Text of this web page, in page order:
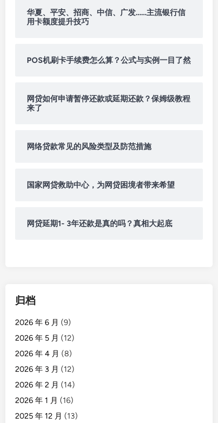
华夏、平安、招商、中信、广发……主流银行信
用卡额度提升技巧
POS机刷卡手续费怎么算？公式与实例一目了然
网贷如何申请暂停还款或延期还款？保姆级教程
来了
网络贷款常见的风险类型及防范措施
国家网贷救助中心，为网贷困境者带来希望
网贷延期1- 3年还款是真的吗？真相大起底
归档
2026 年 6 月 (9)
2026 年 5 月 (12)
2026 年 4 月 (8)
2026 年 3 月 (12)
2026 年 2 月 (14)
2026 年 1 月 (16)
2025 年 12 月 (13)